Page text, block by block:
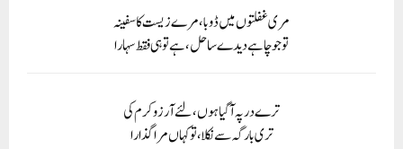
مری غفلتوں میں ڈوبا، مرے زیست کا سفینہ
تو جو چاہے دیدے ساحل، ہے تو ہی فقط سہارا
ترے درپہ آگیا ہوں، لئے آرزو کرم کی
تری بارگہ سے نکلا، توکہاں مرا گذارا